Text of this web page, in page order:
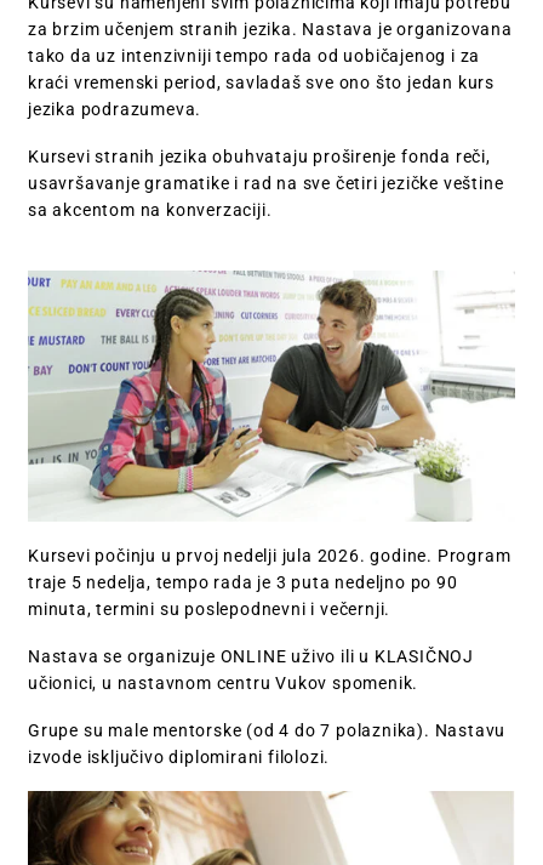
za brzim učenjem stranih jezika. Nastava je organizovana
tako da uz intenzivniji tempo rada od uobičajenog i za
kraći vremenski period, savladaš sve ono što jedan kurs
jezika podrazumeva.
Kursevi stranih jezika obuhvataju proširenje fonda reči,
usavršavanje gramatike i rad na sve četiri jezičke veštine
sa akcentom na konverzaciji.
Kursevi počinju u prvoj nedelji jula 2026. godine. Program
traje 5 nedelja, tempo rada je 3 puta nedeljno po 90
minuta, termini su poslepodnevni i večernji.
Nastava se organizuje ONLINE uživo ili u KLASIČNOJ
učionici, u nastavnom centru Vukov spomenik.
Grupe su male mentorske (od 4 do 7 polaznika). Nastavu
izvode isključivo diplomirani filolozi.